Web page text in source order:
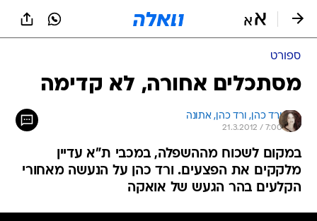
ספורט
מסתכלים אחורה, לא קדימה
ורד כהן, ורד כהן, אתונה
21.3.2012 / 7:00
במקום לשכוח מההשפלה, במכבי ת"א עדיין
מלקקים את הפצעים. ורד כהן על הנעשה מאחורי
הקלעים בהר הגעש של אואקה